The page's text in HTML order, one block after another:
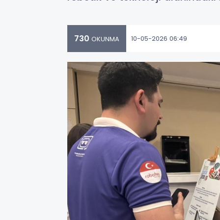
730 OKUNMA 10-05-2026 06:49